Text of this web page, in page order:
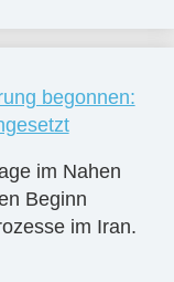
begonnen:
im Nahen
Beginn
im Iran.